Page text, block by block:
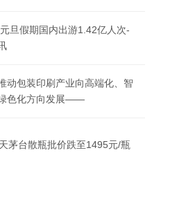
旦假期国内出游1.42亿人次-
动包装印刷产业向高端化、智
色化方向发展——
茅台散瓶批价跌至1495元/瓶